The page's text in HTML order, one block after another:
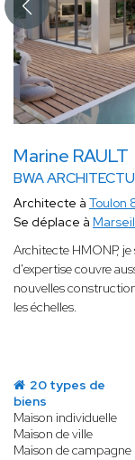
Marine RAULT
BWA
Architecte à Toulon
Se déplace à
Architecte HMONP,
d'expertise couvre
nouvelles
les échelles.
20 types de
biens
Maison individuelle
Maison de ville
Maison de campagne